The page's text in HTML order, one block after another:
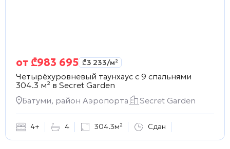
от ₾983 695 ₾3 233/м²
Четырёхуровневый таунхаус с 9 спальнями
304.3 м² в Secret Garden
Батуми, район Аэропорта
Secret Garden
4+ 4 304.3м² Сдан